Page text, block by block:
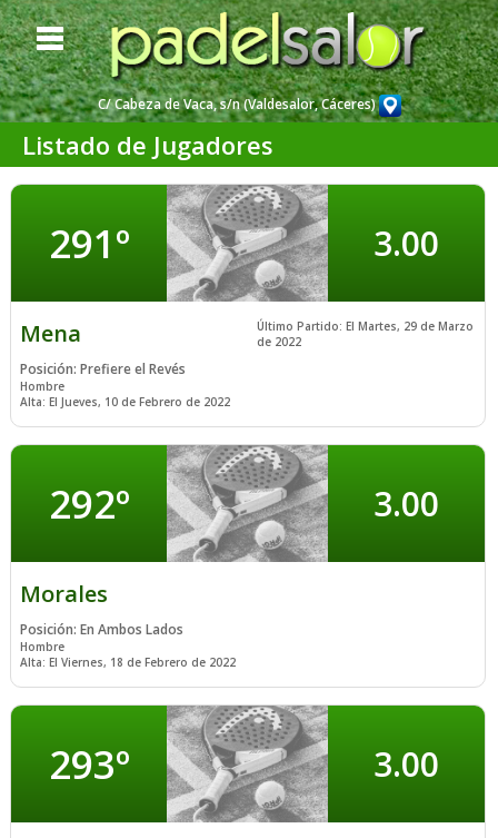
C/ Cabeza de Vaca, s/n (Valdesalor, Cáceres)
PortadaWeb
Horarios y PartidasDisponibles
Listadode Jugadores
InformaciónÚtil
Dónde
Noticias yActualidad
Regístrate Gratisy Juega Ya
Listado de Jugadores
291º 3.00
Mena
Posición: Prefiere el Revés
Hombre
Alta: El Jueves, 10 de Febrero de 2022
Último Partido: El Martes, 29 de Marzo
de 2022
292º 3.00
Morales
Posición: En Ambos Lados
Hombre
Alta: El Viernes, 18 de Febrero de 2022
293º 3.00